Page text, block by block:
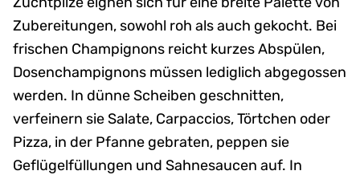
Zubereitungen, sowohl roh als auch gekocht. Bei
frischen Champignons reicht kurzes Abspülen,
Dosenchampignons müssen lediglich abgegossen
werden. In dünne Scheiben geschnitten,
verfeinern sie Salate, Carpaccios, Törtchen oder
Pizza, in der Pfanne gebraten, peppen sie
Geflügelfüllungen und Sahnesaucen auf. In